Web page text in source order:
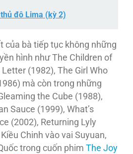
đô Lima (kỳ 2)
của bà tiếp tục không những
hình như The Children of
(1982), The Girl Who
mà còn trong những
the Cube (1988),
Sauce (1999), What’s
(2002), Returning Lyly
Chinh vào vai Suyuan,
trong cuốn phim The Joy